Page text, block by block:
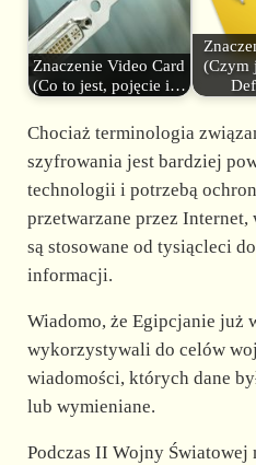
Znaczenie Video Card
(Co to jest, pojęcie i…
(Czym
Chociaż terminologia
szyfrowania jest bardziej
technologii i potrzebą
przetwarzane przez
są stosowane od tysiącleci
informacji.
Wiadomo, że Egipcjanie już
wykorzystywali do celów
wiadomości, których dane
lub wymieniane.
Podczas II Wojny Światowej